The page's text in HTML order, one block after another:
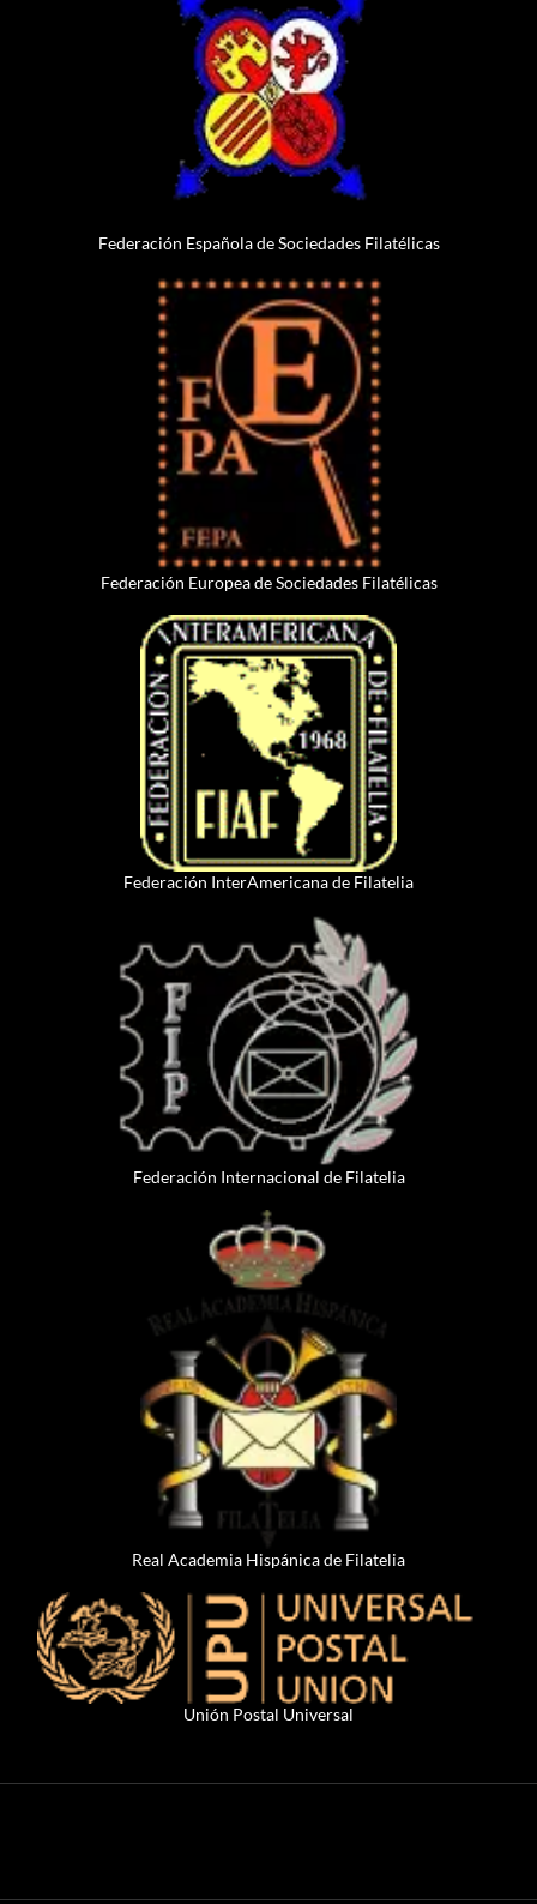
Federación Española de Sociedades Filatélicas
Federación Europea de Sociedades Filatélicas
Federación InterAmericana de Filatelia
Federación Internacional de Filatelia
Real Academia Hispánica de Filatelia
Unión Postal Universal